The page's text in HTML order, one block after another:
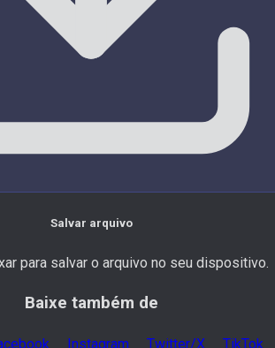
Salvar arquivo
para salvar o arquivo no seu dispositivo.
Baixe também de
Instagram Twitter/X
TikTok